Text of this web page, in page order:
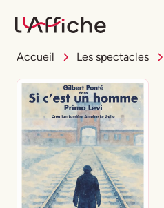
Accueil Les spectacles